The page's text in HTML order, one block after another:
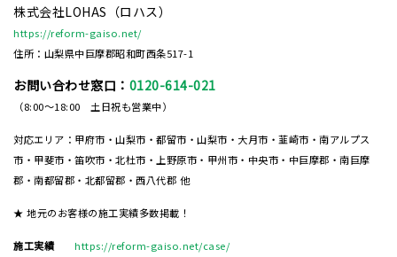
株式会社LOHAS（ロハス）
https://reform-gaiso.net/
住所：山梨県中巨摩郡昭和町西条517-1
お問い合わせ窓口： 0120-614-021
（8:00～18:00 土日祝も営業中）
対応エリア：甲府市・山梨市・都留市・山梨市・大月市・韮崎市・南アルプス
市・甲斐市・笛吹市・北杜市・上野原市・甲州市・中央市・中巨摩郡・南巨摩
郡・南都留郡・北都留郡・西八代郡 他
★ 地元のお客様の施工実績多数掲載！
施工実績
https://reform-gaiso.net/case/